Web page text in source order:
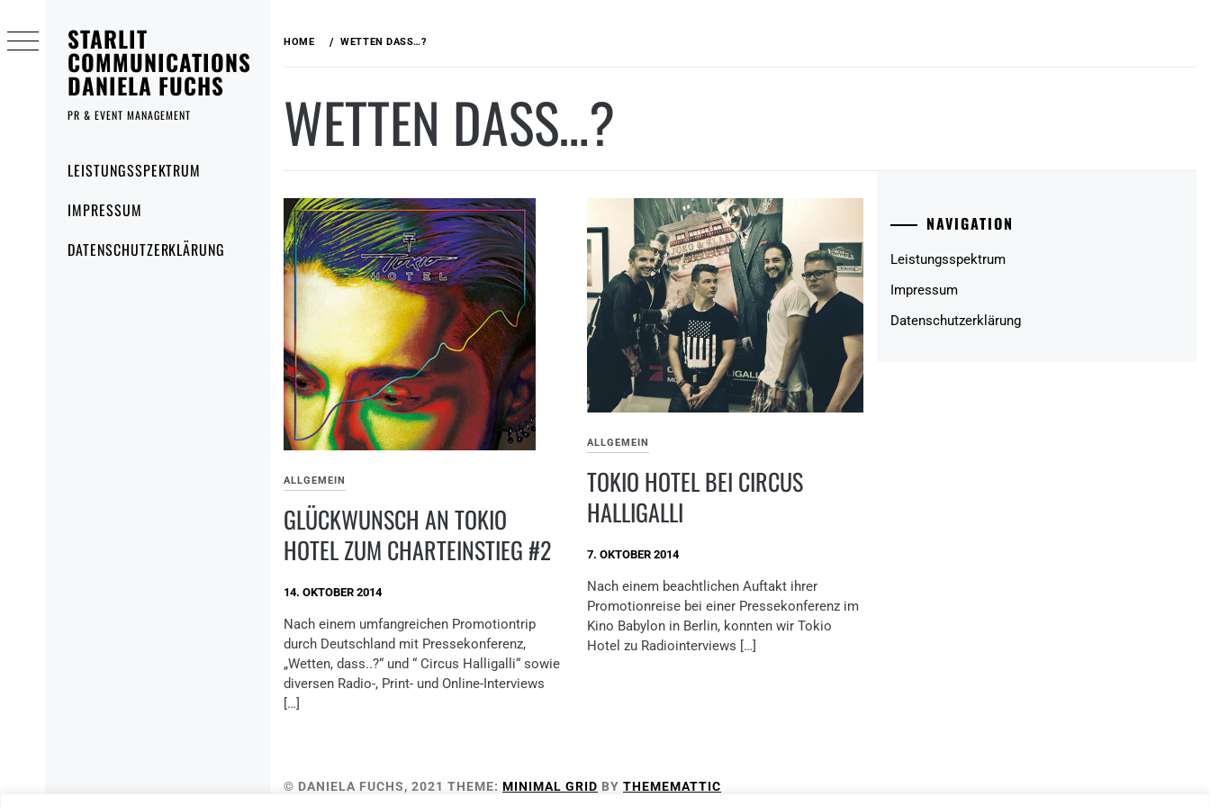
STARLIT
COMMUNICATIONS
DANIELA FUCHS
PR & EVENT MANAGEMENT
MenuLEISTUNGSSPEKTRUM
IMPRESSUM
DATENSCHUTZERKLÄRUNG
to
content
HOME WETTEN DASS…?
WETTEN DASS…?
ALLGEMEIN
GLÜCKWUNSCH AN TOKIO
HOTEL ZUM CHARTEINSTIEG #2
14. OKTOBER 2014
Nach einem umfangreichen Promotiontrip
durch Deutschland mit Pressekonferenz,
„Wetten, dass..?“ und “ Circus Halligalli“ sowie
diversen Radio-, Print- und Online-Interviews
[…]
ALLGEMEIN
TOKIO HOTEL BEI CIRCUS
HALLIGALLI
7. OKTOBER 2014
Nach einem beachtlichen Auftakt ihrer
Promotionreise bei einer Pressekonferenz im
Kino Babylon in Berlin, konnten wir Tokio
Hotel zu Radiointerviews […]
NAVIGATION
Leistungsspektrum
Impressum
Datenschutzerklärung
© DANIELA FUCHS, 2021 THEME: MINIMAL GRID BY THEMEMATTIC